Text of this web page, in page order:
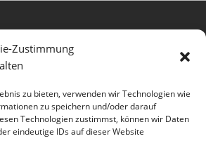
Zustimmung
zu bieten, verwenden wir Technologien wie
zu speichern und/oder darauf
Technologien zustimmst, können wir Daten
eindeutige IDs auf dieser Website